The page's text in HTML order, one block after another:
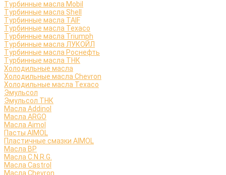
Турбинные масла Mobil
Турбинные масла Shell
Турбинные масла TAIF
Турбинные масла Texaco
Турбинные масла Triumph
Турбинные масла ЛУКОЙЛ
Турбинные масла Роснефть
Турбинные масла ТНК
Холодильные масла
Холодильные масла Chevron
Холодильные масла Texaco
Эмульсол
Эмульсол ТНК
Масла Addinol
Масла ARGO
Масла Aimol
Пасты AIMOL
Пластичные смазки AIMOL
Масла BP
Масла C.N.R.G.
Масла Castrol
Масла Chevron